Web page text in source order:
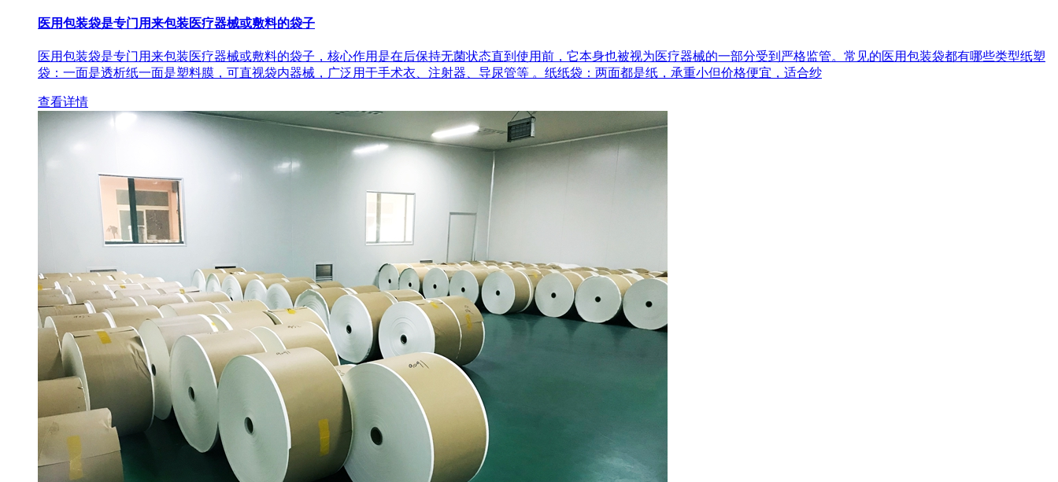
医用包装袋‌是专门用来包装医疗器械或敷料的袋子
医用包装袋‌是专门用来包装医疗器械或敷料的袋子，核心作用是在后‌保持无菌状态‌直到使用前，它本身也被视为医疗器械的一部分受到严格监管。常见的医用包装袋都有哪些类型‌纸塑
袋‌：一面是透析纸一面是塑料膜，可直视袋内器械，广泛用于手术衣、注射器、导尿管等 。‌纸纸袋‌：两面都是纸，承重小但价格便宜，适合纱
查看详情